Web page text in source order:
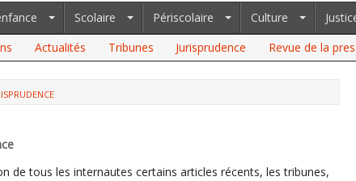
Scolaire Périscolaire Culture
Actualités Tribunes Jurisprudence Revue de la
de tous les internautes certains articles récents, les tribunes,